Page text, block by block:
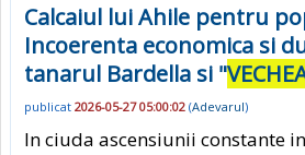
Calcaiul lui Ahile pentru
Incoerenta economica si
tanarul Bardella si "
publicat 2026-05-27 05:00:02 (Adevarul)
In ciuda ascensiunii constante